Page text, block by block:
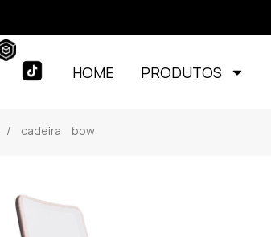
HOME PRODUTOS
/ cadeira bow